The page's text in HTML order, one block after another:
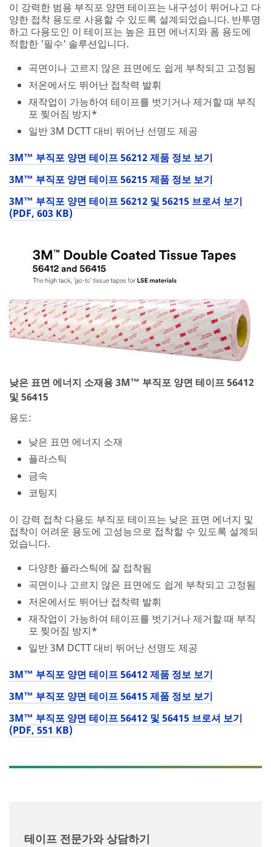
이 강력한 범용 부직포 양면 테이프는 내구성이 뛰어나고 다
양한 접착 용도로 사용할 수 있도록 설계되었습니다. 반투명
하고 다용도인 이 테이프는 높은 표면 에너지와 폼 용도에
적합한 '필수' 솔루션입니다.
곡면이나 고르지 않은 표면에도 쉽게 부착되고 고정됨
저온에서도 뛰어난 접착력 발휘
재작업이 가능하여 테이프를 벗기거나 제거할 때 부직
포 찢어짐 방지*
일반 3M DCTT 대비 뛰어난 선명도 제공
3M™ 부직포 양면 테이프 56212 제품 정보 보기
3M™ 부직포 양면 테이프 56215 제품 정보 보기
3M™ 부직포 양면 테이프 56212 및 56215 브로셔 보기
(PDF, 603 KB)
낮은 표면 에너지 소재용 3M™ 부직포 양면 테이프 56412
및 56415
용도:
낮은 표면 에너지 소재
플라스틱
금속
코팅지
이 강력 접착 다용도 부직포 테이프는 낮은 표면 에너지 및
접착이 어려운 용도에 고성능으로 접착할 수 있도록 설계되
었습니다.
다양한 플라스틱에 잘 접착됨
곡면이나 고르지 않은 표면에도 쉽게 부착되고 고정됨
저온에서도 뛰어난 접착력 발휘
재작업이 가능하여 테이프를 벗기거나 제거할 때 부직
포 찢어짐 방지*
일반 3M DCTT 대비 뛰어난 선명도 제공
3M™ 부직포 양면 테이프 56412 제품 정보 보기
3M™ 부직포 양면 테이프 56415 제품 정보 보기
3M™ 부직포 양면 테이프 56412 및 56415 브로셔 보기
(PDF, 551 KB)
테이프 전문가와 상담하기